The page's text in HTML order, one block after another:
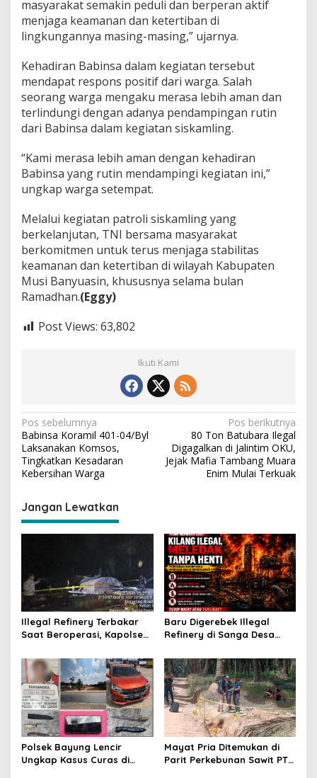
masyarakat semakin peduli dan berperan aktif
menjaga keamanan dan ketertiban di
lingkungannya masing-masing,” ujarnya.
Kehadiran Babinsa dalam kegiatan tersebut
mendapat respons positif dari warga. Salah
seorang warga mengaku merasa lebih aman dan
terlindungi dengan adanya pendampingan rutin
dari Babinsa dalam kegiatan siskamling.
“Kami merasa lebih aman dengan kehadiran
Babinsa yang rutin mendampingi kegiatan ini,”
ungkap warga setempat.
Melalui kegiatan patroli siskamling yang
berkelanjutan, TNI bersama masyarakat
berkomitmen untuk terus menjaga stabilitas
keamanan dan ketertiban di wilayah Kabupaten
Musi Banyuasin, khususnya selama bulan
Ramadhan.(Eggy)
Post Views: 63,802
Ikuti Kami
N
a
v
i
g
a
p
o
s
Pos sebelumnya
Babinsa Koramil 401-04/Byl
Laksanakan Komsos,
Tingkatkan Kesadaran
Kebersihan Warga
Pos berikutnya
80 Ton Batubara Ilegal
Digagalkan di Jalintim OKU,
Jejak Mafia Tambang Muara
Enim Mulai Terkuak
Jangan Lewatkan
Illegal Refinery Terbakar
Saat Beroperasi, Kapolsek
Penindakan dan
Pencegahan Terus
Dilakukan
Baru Digerebek Illegal
Refinery di Sanga Desa
Hukum Dipertanyakan
Polsek Bayung Lencir
Ungkap Kasus Curas di
Mayat Pria Ditemukan di
Parit Perkebunan Sawit PT